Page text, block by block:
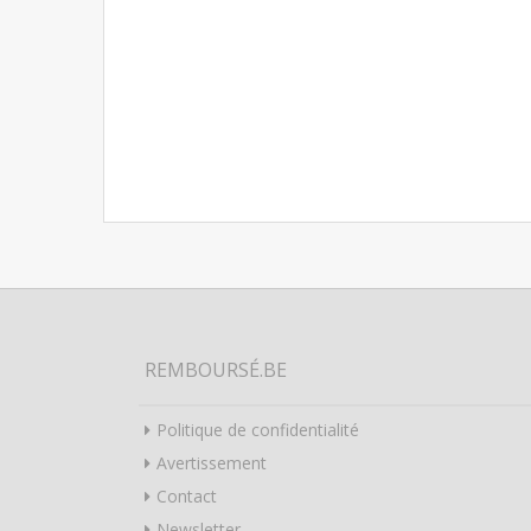
REMBOURSÉ.BE
Politique de confidentialité
Avertissement
Contact